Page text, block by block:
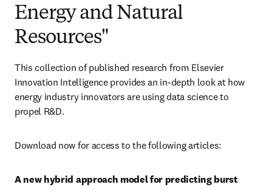
Energy and Natural
Resources"
This collection of published research from Elsevier
Innovation Intelligence provides an in-depth look at how
energy industry innovators are using data science to
propel R&D.
Download now for access to the following articles:
A new hybrid approach model for predicting burst